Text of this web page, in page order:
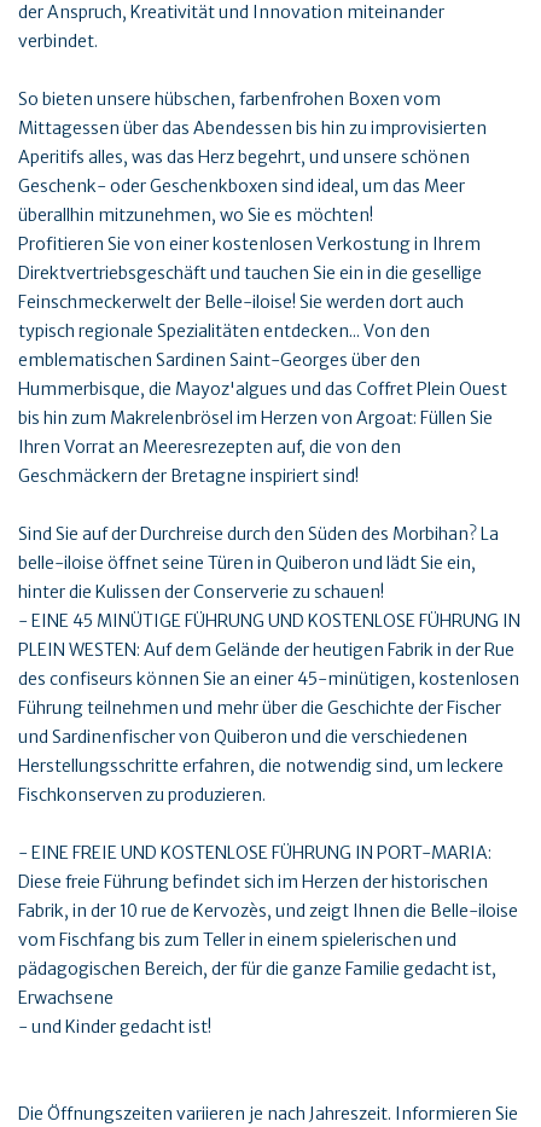
der Anspruch, Kreativität und Innovation miteinander
verbindet.
So bieten unsere hübschen, farbenfrohen Boxen vom
Mittagessen über das Abendessen bis hin zu improvisierten
Aperitifs alles, was das Herz begehrt, und unsere schönen
Geschenk- oder Geschenkboxen sind ideal, um das Meer
überallhin mitzunehmen, wo Sie es möchten!
Profitieren Sie von einer kostenlosen Verkostung in Ihrem
Direktvertriebsgeschäft und tauchen Sie ein in die gesellige
Feinschmeckerwelt der Belle-iloise! Sie werden dort auch
typisch regionale Spezialitäten entdecken... Von den
emblematischen Sardinen Saint-Georges über den
Hummerbisque, die Mayoz'algues und das Coffret Plein Ouest
bis hin zum Makrelenbrösel im Herzen von Argoat: Füllen Sie
Ihren Vorrat an Meeresrezepten auf, die von den
Geschmäckern der Bretagne inspiriert sind!
Sind Sie auf der Durchreise durch den Süden des Morbihan? La
belle-iloise öffnet seine Türen in Quiberon und lädt Sie ein,
hinter die Kulissen der Conserverie zu schauen!
- EINE 45 MINÜTIGE FÜHRUNG UND KOSTENLOSE FÜHRUNG IN
PLEIN WESTEN: Auf dem Gelände der heutigen Fabrik in der Rue
des confiseurs können Sie an einer 45-minütigen, kostenlosen
Führung teilnehmen und mehr über die Geschichte der Fischer
und Sardinenfischer von Quiberon und die verschiedenen
Herstellungsschritte erfahren, die notwendig sind, um leckere
Fischkonserven zu produzieren.
- EINE FREIE UND KOSTENLOSE FÜHRUNG IN PORT-MARIA:
Diese freie Führung befindet sich im Herzen der historischen
Fabrik, in der 10 rue de Kervozès, und zeigt Ihnen die Belle-iloise
vom Fischfang bis zum Teller in einem spielerischen und
pädagogischen Bereich, der für die ganze Familie gedacht ist,
Erwachsene
- und Kinder gedacht ist!
Die Öffnungszeiten variieren je nach Jahreszeit. Informieren Sie